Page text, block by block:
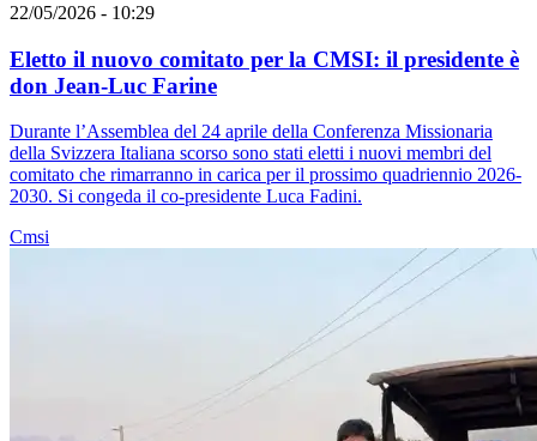
22/05/2026 - 10:29
Eletto il nuovo comitato per la CMSI: il presidente è
don Jean-Luc Farine
Durante l’Assemblea del 24 aprile della Conferenza Missionaria
della Svizzera Italiana scorso sono stati eletti i nuovi membri del
comitato che rimarranno in carica per il prossimo quadriennio 2026-
2030. Si congeda il co-presidente Luca Fadini.
Cmsi